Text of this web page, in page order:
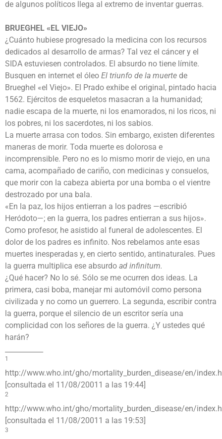
de algunos políticos llega al extremo de inventar guerras.
BRUEGHEL «EL VIEJO»
¿Cuánto hubiese progresado la medicina con los recursos
dedicados al desarrollo de armas? Tal vez el cáncer y el
SIDA estuviesen controlados. El absurdo no tiene límite.
Busquen en internet el óleo El triunfo de la muerte de
Brueghel «el Viejo». El Prado exhibe el original, pintado hacia
1562. Ejércitos de esqueletos masacran a la humanidad;
nadie escapa de la muerte, ni los enamorados, ni los ricos, ni
los pobres, ni los sacerdotes, ni los sabios.
La muerte arrasa con todos. Sin embargo, existen diferentes
maneras de morir. Toda muerte es dolorosa e
incomprensible. Pero no es lo mismo morir de viejo, en una
cama, acompañado de cariño, con medicinas y consuelos,
que morir con la cabeza abierta por una bomba o el vientre
destrozado por una bala.
«En la paz, los hijos entierran a los padres —escribió
Heródoto—; en la guerra, los padres entierran a sus hijos».
Como profesor, he asistido al funeral de adolescentes. El
dolor de los padres es infinito. Nos rebelamos ante esas
muertes inesperadas y, en cierto sentido, antinaturales. Pues
la guerra multiplica ese absurdo ad infinitum.
¿Qué hacer? No lo sé. Sólo se me ocurren dos ideas. La
primera, casi boba, manejar mi automóvil como persona
civilizada y no como un guerrero. La segunda, escribir contra
la guerra, porque el silencio de un escritor sería una
complicidad con los señores de la guerra. ¿Y ustedes qué
harán?
1
http://www.who.int/gho/mortality_burden_disease/en/
[consultada el 11/08/20011 a las 19:44]
2
http://www.who.int/gho/mortality_burden_disease/en/
[consultada el 11/08/20011 a las 19:53]
3